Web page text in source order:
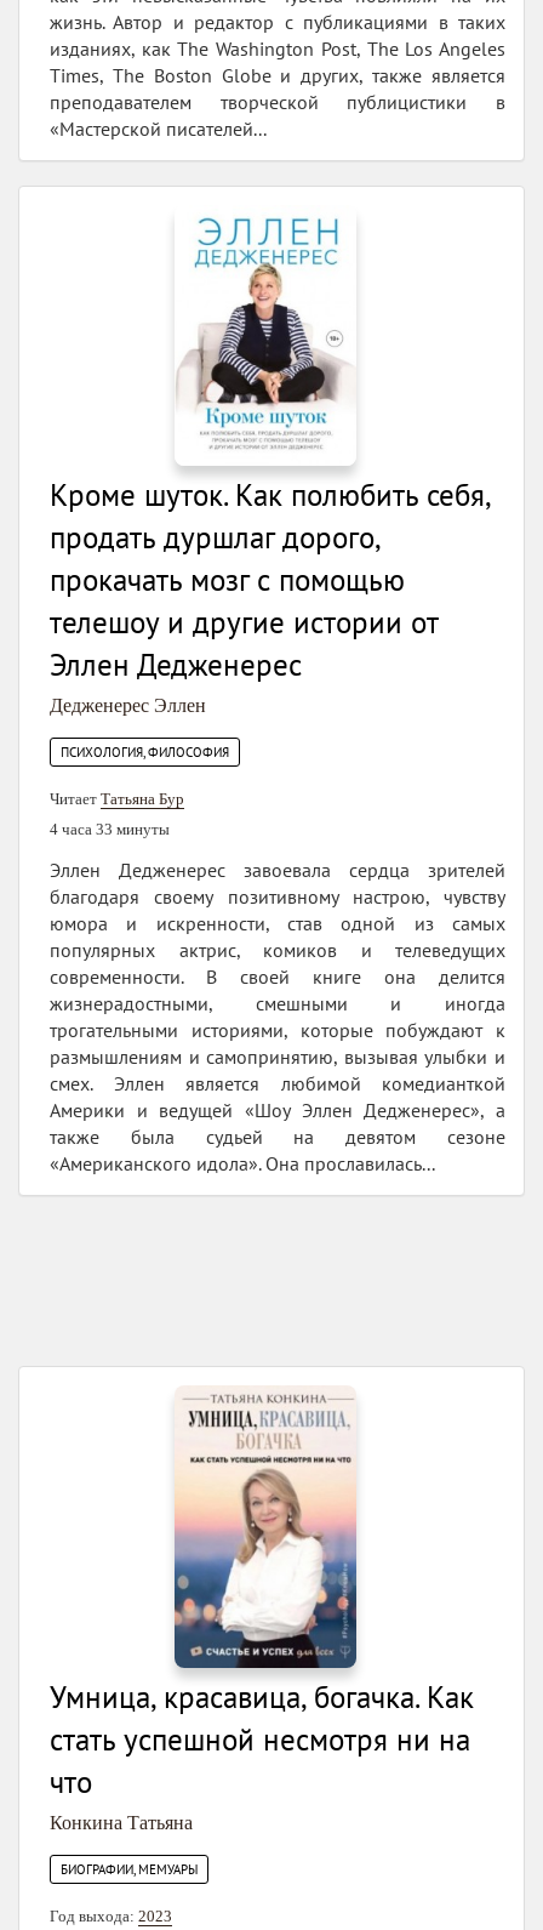
жизнь. Автор и редактор с публикациями в таких
изданиях, как The Washington Post, The Los Angeles
Times, The Boston Globe и других, также является
преподавателем творческой публицистики в
«Мастерской писателей...
Кроме шуток. Как полюбить себя,
продать дуршлаг дорого,
прокачать мозг с помощью
телешоу и другие истории от
Эллен Дедженерес
Дедженерес Эллен
ПСИХОЛОГИЯ, ФИЛОСОФИЯ
Читает Татьяна Бур
4 часа 33 минуты
Эллен Дедженерес завоевала сердца зрителей
благодаря своему позитивному настрою, чувству
юмора и искренности, став одной из самых
популярных актрис, комиков и телеведущих
современности. В своей книге она делится
жизнерадостными, смешными и иногда
трогательными историями, которые побуждают к
размышлениям и самопринятию, вызывая улыбки и
смех. Эллен является любимой комедианткой
Америки и ведущей «Шоу Эллен Дедженерес», а
также была судьей на девятом сезоне
«Американского идола». Она прославилась...
Умница, красавица, богачка. Как
стать успешной несмотря ни на
что
Конкина Татьяна
БИОГРАФИИ, МЕМУАРЫ
Год выхода: 2023